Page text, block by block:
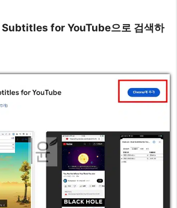
for YouTube으로 검색하